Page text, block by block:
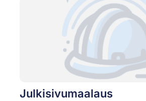
Julkisivumaalaus